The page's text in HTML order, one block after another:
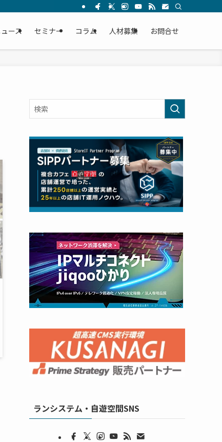
ース セミナー コラム 人材募集 お問合せ
ランシステム・自遊空間SNS